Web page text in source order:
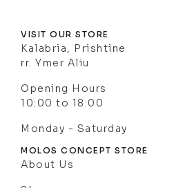
VISIT OUR STORE
Kalabria, Prishtine
rr. Ymer Aliu
Opening Hours
10:00 to 18:00
Monday - Saturday
MOLOS CONCEPT STORE
About Us